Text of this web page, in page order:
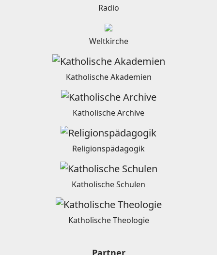
Radio
Weltkirche
Katholische Akademien
Katholische Archive
Religionspädagogik
Katholische Schulen
Katholische Theologie
Partner